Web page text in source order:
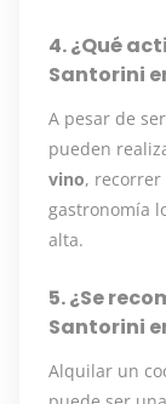
4. ¿Qué
Santorini
A pesar de
pueden
vino,
gastronomía
alta.
5. ¿Se
Santorini
Alquilar un